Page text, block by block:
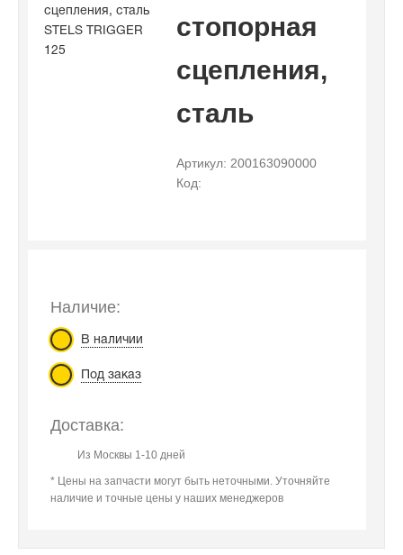
стопорная
сцепления,
сталь
Артикул: 200163090000
Код:
Наличие:
В наличии
Под заказ
Доставка:
Из Москвы 1-10 дней
* Цены на запчасти могут быть неточными. Уточняйте
наличие и точные цены у наших менеджеров